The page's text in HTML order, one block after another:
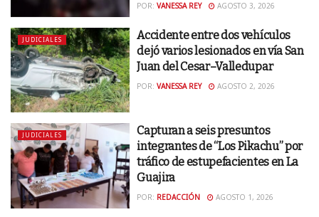
POR: VANESSA REY AGOSTO 3, 2026
JUDICIALES
Accidente entre dos vehículos
dejó varios lesionados en vía San
Juan del Cesar–Valledupar
POR: VANESSA REY AGOSTO 2, 2026
JUDICIALES
Capturan a seis presuntos
integrantes de “Los Pikachu” por
tráfico de estupefacientes en La
Guajira
POR: REDACCIÓN AGOSTO 1, 2026